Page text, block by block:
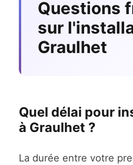
Questions
sur
Graulhet
Quel délai pour
à Graulhet ?
La durée entre votre